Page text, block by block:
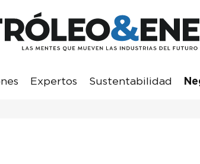
Expertos Sustentabilidad